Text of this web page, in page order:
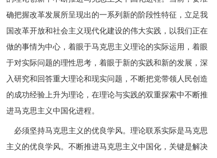
确把握改革发展所呈现出的一系列新的阶段性特征，立足我
国改革开放和社会主义现代化建设的伟大实践，以我们正在
做的事情为中心，着眼于马克思主义理论的实际运用，着眼
于对实际问题的理性思考，着眼于新的实践和新的发展，深
入研究和回答重大理论和现实问题，不断把党带领人民创造
的成功经验上升为理论，在理论与实践的双重探索中不断推
进马克思主义中国化进程。
必须坚持马克思主义的优良学风。理论联系实际是马克思
主义的优良学风。不断推进马克思主义中国化，关键是解决